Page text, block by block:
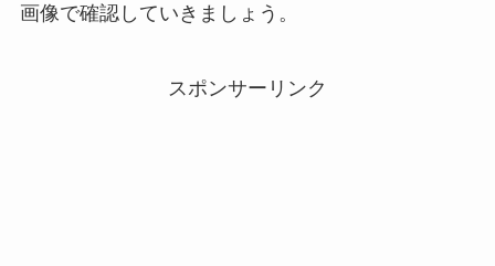
画像で確認していきましょう。
スポンサーリンク